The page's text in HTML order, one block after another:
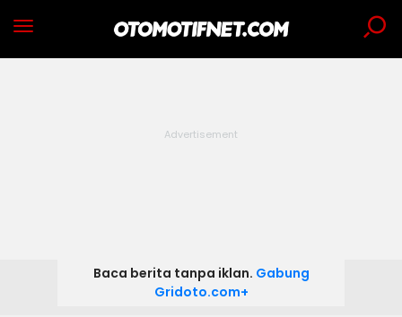
Baca berita tanpa iklan. Gabung
Gridoto.com+